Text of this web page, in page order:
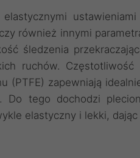
elastycznymi
również innymi
śledzenia
ruchów.
(PTFE) zapewniają
Do tego dochodzi
elastyczny i lekki,